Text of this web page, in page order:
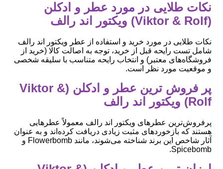
نکات طلایی در مورد عطر و ادکلن
(Viktor & Rolf) ویکتور اند رالف
نکات طلایی در مورد خرید و استفاده از عطر ویکتور اند رالف
شامل تست رایحه قبل از خرید، توجه به اصالت کالا (خرید از
فروشگاه‌های معتبر) و انتخاب رایحه متناسب با سلیقه شخصی
و موقعیت مورد نظر است.
پر فروش ترین عطر و ادکلن (Viktor &
Rolf) ویکتور اند رالف
پرفروش‌ترین عطرهای ویکتور اند رالف معمولاً عطرهایی
هستند که بازخوردهای مثبت زیادی دریافت کرده‌اند و به عنوان
آثار شاخص این برند شناخته می‌شوند، مانند Flowerbomb و
Spicebomb.